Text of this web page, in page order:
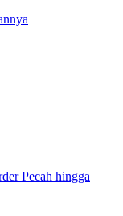
Pecah hingga